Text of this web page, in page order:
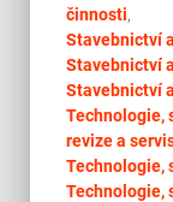
činnosti,
Stavebnictví
Stavebnictví
Stavebnictví
Technologie,
revize a
Technologie,
Technologie,